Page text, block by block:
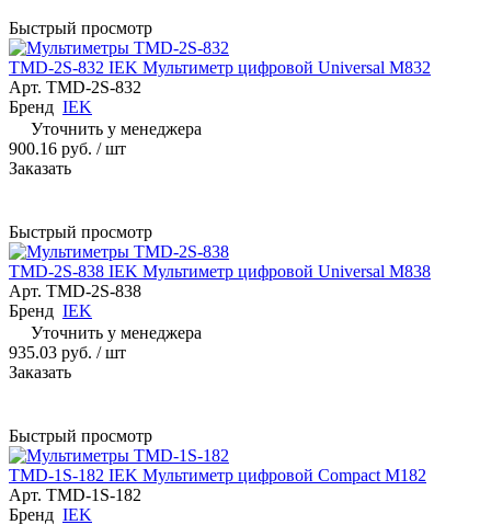
Быстрый просмотр
TMD-2S-832 IEK Мультиметр цифровой Universal M832
Арт. TMD-2S-832
Бренд IEK
Уточнить у менеджера
900.16 руб. / шт
Заказать
Быстрый просмотр
TMD-2S-838 IEK Мультиметр цифровой Universal M838
Арт. TMD-2S-838
Бренд IEK
Уточнить у менеджера
935.03 руб. / шт
Заказать
Быстрый просмотр
TMD-1S-182 IEK Мультиметр цифровой Compact M182
Арт. TMD-1S-182
Бренд IEK